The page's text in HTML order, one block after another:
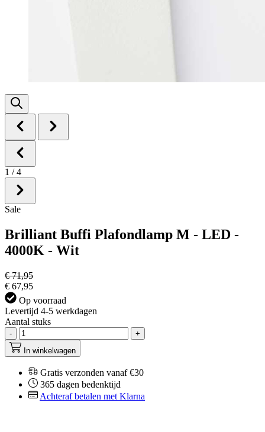
1 / 4
Sale
Brilliant Buffi Plafondlamp M - LED -
4000K - Wit
€ 71,95
€ 67,95
Op voorraad
Levertijd 4-5 werkdagen
Aantal stuks
-
+
In winkelwagen
Gratis verzonden vanaf €30
365 dagen bedenktijd
Achteraf betalen met Klarna